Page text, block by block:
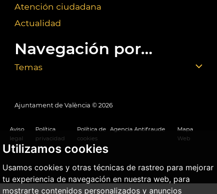
Utilizamos cookies
Usamos cookies y otras técnicas de rastreo para mejorar
tu experiencia de navegación en nuestra web, para
mostrarte contenidos personalizados y anuncios
Atención ciudadana
Actualidad
Navegación por...
Temas
Ajuntament de València © 2026
Aviso
legal
Política
privacidad
Política de
cookies
Agencia Antifraude
Mapa
Web